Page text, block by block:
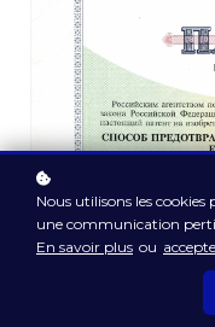
Nous utilisons les
une communication
En savoir plus ou